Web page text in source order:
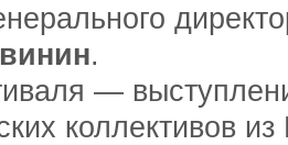
.
—
коллективов